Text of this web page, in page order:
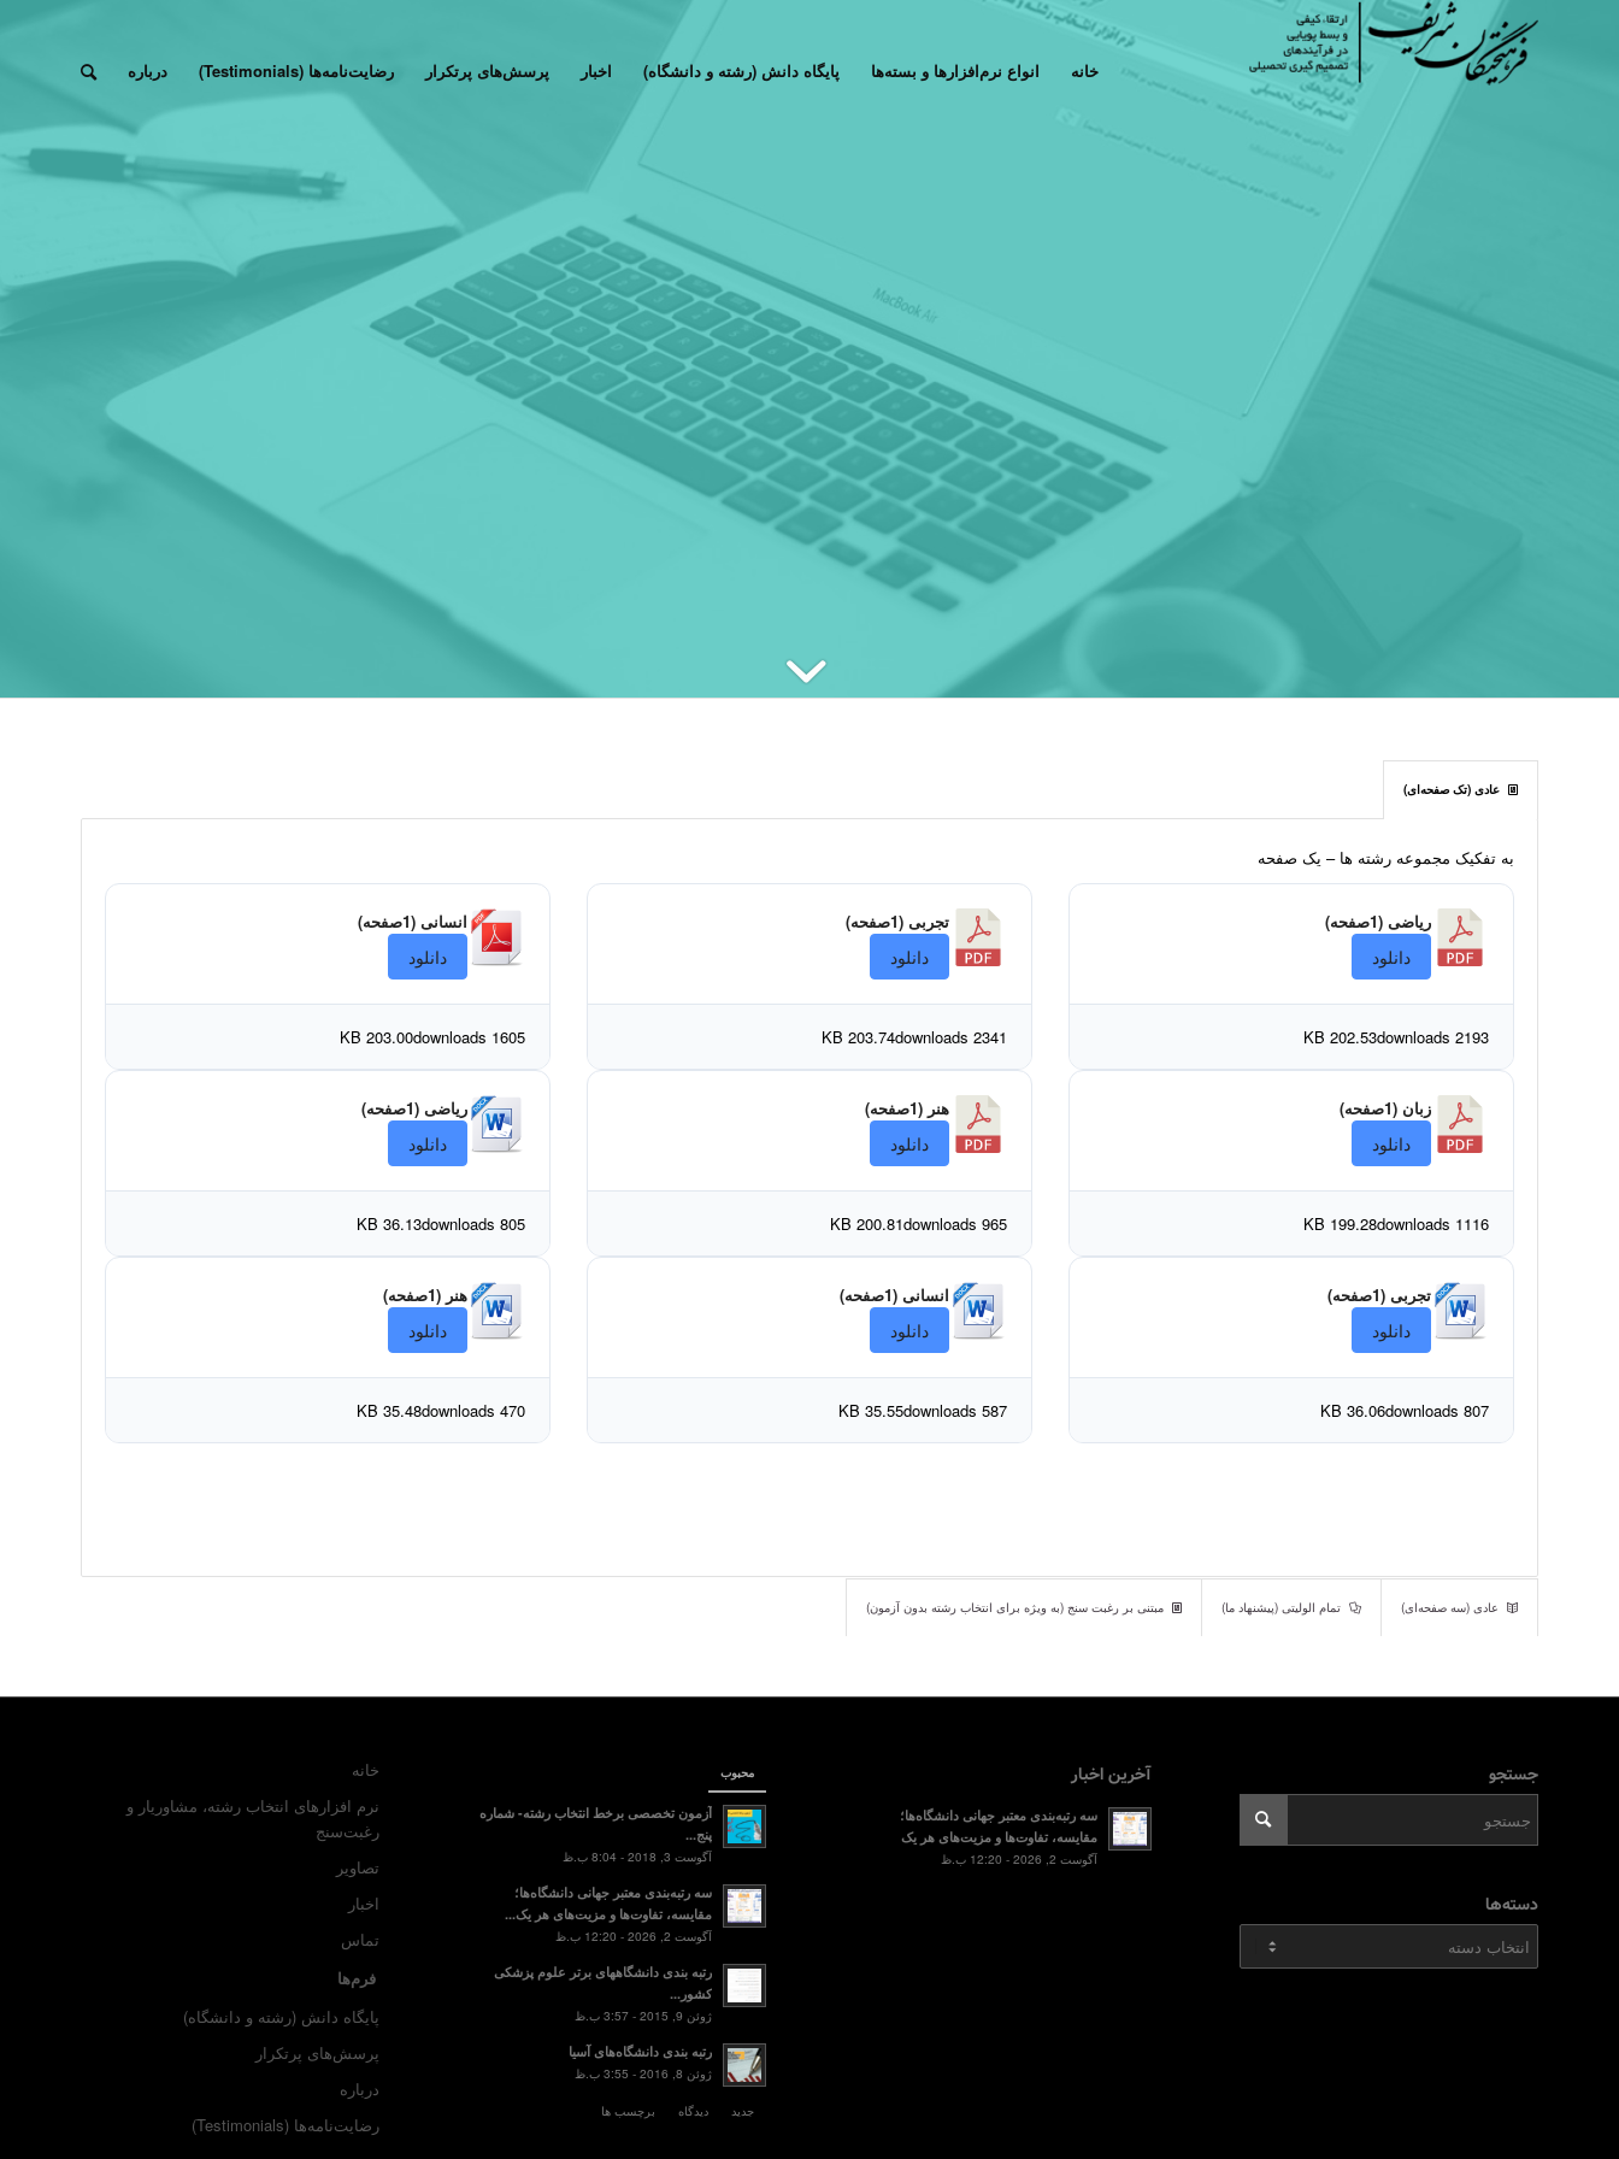
خانه انواع نرم‌افزارها و بسته‌ها پایگاه دانش (رشته و دانشگاه) اخبار پرسش‌های پرتکرار رضایت‌نامه‌ها (Testimonials) درباره
مبتنی بر اطلاعات دفترچه راهنمای آزمون
سراسری
عادی (تک صفحه‌ای)
به تفکيک مجموعه رشته ها – يک صفحه
ریاضی (1صفحه)
دانلود
2193 downloads
202.53 KB
تجربی (1صفحه)
دانلود
2341 downloads
203.74 KB
انسانی (1صفحه)
دانلود
1605 downloads
203.00 KB
زبان (1صفحه)
دانلود
1116 downloads
199.28 KB
هنر (1صفحه)
دانلود
965 downloads
200.81 KB
ریاضی (1صفحه)
دانلود
805 downloads
36.13 KB
تجربی (1صفحه)
دانلود
807 downloads
36.06 KB
انسانی (1صفحه)
دانلود
587 downloads
35.55 KB
هنر (1صفحه)
دانلود
470 downloads
35.48 KB
عادی (سه صفحه‌ای) تمام الولیتی (پیشنهاد ما) مبتنی بر رغبت سنج (به ویژه برای انتخاب رشته بدون آزمون)
جستجو
دسته‌ها
آخرین اخبار
سه رتبه‌بندی معتبر جهانی دانشگاه‌ها؛
مقایسه، تفاوت‌ها و مزیت‌های هر یک
آگوست 2, 2026 - 12:20 ب.ظ
محبوب
آزمون تخصصی برخط انتخاب رشته- شماره
پنج...
آگوست 3, 2018 - 8:04 ب.ظ
سه رتبه‌بندی معتبر جهانی دانشگاه‌ها؛
مقایسه، تفاوت‌ها و مزیت‌های هر یک...
آگوست 2, 2026 - 12:20 ب.ظ
رتبه بندی دانشگاههای برتر علوم پزشکی
کشور...
ژوئن 9, 2015 - 3:57 ب.ظ
رتبه بندی دانشگاه‌های آسیا
ژوئن 8, 2016 - 3:55 ب.ظ
جدید دیدگاه برچسب ها
خانه
نرم افزارهای انتخاب رشته، مشاوریار و
رغبت‌سنج
تصاویر
اخبار
تماس
فرم‌ها
پایگاه دانش (رشته و دانشگاه)
پرسش‌های پرتکرار
درباره
رضایت‌نامه‌ها (Testimonials)